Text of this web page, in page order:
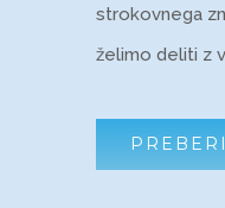
strokovnega
želimo deliti z